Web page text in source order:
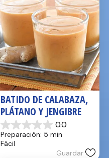
BATIDO DE CALABAZA,
PLÁTANO Y JENGIBRE
0.0
0.0
de
5
Preparación: 5 min
Fácil
Guardar